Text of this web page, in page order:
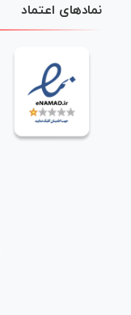
نمادهای اعتماد